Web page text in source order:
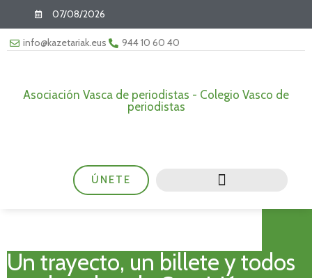
07/08/2026
info@kazetariak.eus 944 10 60 40
Asociación Vasca de periodistas - Colegio Vasco de
periodistas
ÚNETE
Un trayecto, un billete y todos